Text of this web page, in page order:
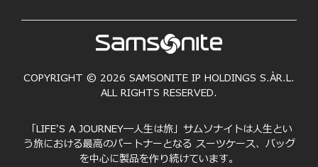
COPYRIGHT © 2026 SAMSONITE IP HOLDINGS S.ÀR.L.
ALL RIGHTS RESERVED.
「LIFE'S A JOURNEY―人生は旅」サムソナイトは人生とい
う旅における最高のパートナーとなる スーツケース、バッグ
を中心に製品を作り続けています。